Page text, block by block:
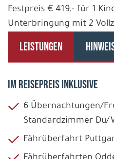
Festpreis € 419,- für 1
Unterbringung mit 2
LEISTUNGEN
IM REISEPREIS INKLUSIVE
6 Übernachtungen/
Standardzimmer Du/
Fährüberfahrt